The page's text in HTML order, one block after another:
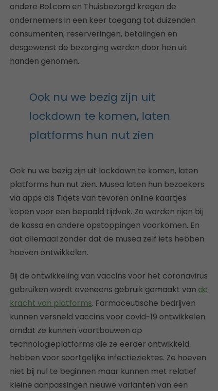
andere Bol.com en Thuisbezorgd kregen de
ondernemers in een keer toegang tot duizenden
consumenten; reserveringen, betalingen en
desgewenst de bezorging werden door hen uit
handen genomen.
Ook nu we bezig zijn uit
lockdown te komen, laten
platforms hun nut zien
Ook nu we bezig zijn uit lockdown te komen, laten
platforms hun nut zien. Musea laten hun bezoekers
via apps als Tiqets van tevoren online kaartjes
kopen voor een bepaald tijdvak. Zo worden rijen bij
de kassa en andere opstoppingen voorkomen. En
dat allemaal zonder dat de musea zelf iets hebben
hoeven ontwikkelen.
Bij de ontwikkeling van vaccins voor het coronavirus
gebruiken wordt eveneens gebruik gemaakt van de
kracht van platforms. Farmaceutische bedrijven
kunnen versneld vaccins voor covid-19 ontwikkelen
omdat ze kunnen voortbouwen op
technologieplatforms die ze eerder ontwikkeld
hebben voor soortgelijke infectieziektes. Ze hoeven
niet bij nul te beginnen maar kunnen met relatief
kleine aanpassingen nieuwe varianten van een